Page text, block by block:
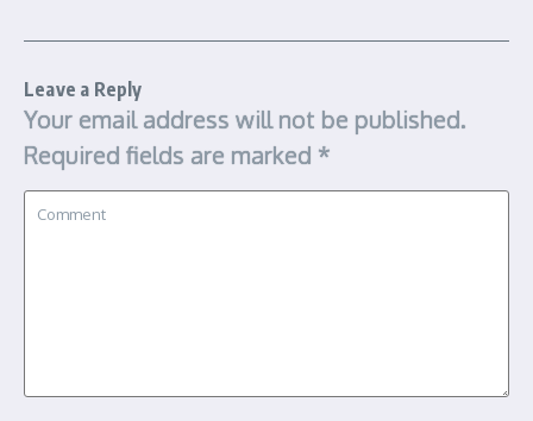
Leave a Reply
Your email address will not be published.
Required fields are marked *